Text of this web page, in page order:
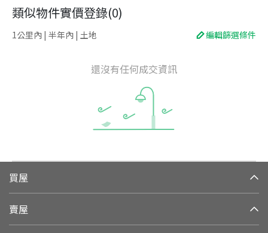
類似物件實價登錄(0)
1公里內 | 半年內 | 土地 編輯篩選條件
還沒有任何成交資訊
買屋
賣屋